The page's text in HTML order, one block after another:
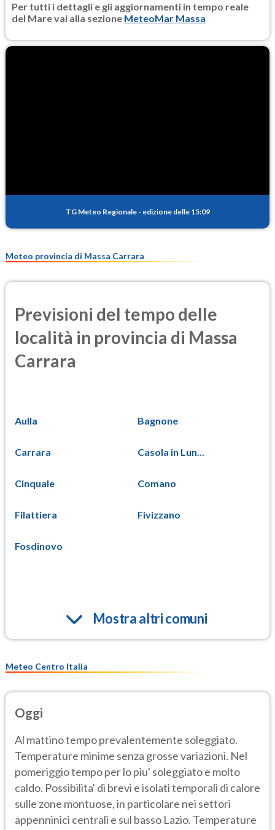
Per tutti i dettagli e gli aggiornamenti in tempo reale
del Mare vai alla sezione MeteoMar Massa
TG Meteo Regionale - edizione delle 15:09
Meteo provincia di Massa Carrara
Previsioni del tempo delle
località in provincia di Massa
Carrara
Aulla Bagnone
Carrara Casola in Lun...
Cinquale Comano
Filattiera Fivizzano
Fosdinovo
Mostra altri comuni
Meteo Centro Italia
Oggi
Al mattino tempo prevalentemente soleggiato.
Temperature minime senza grosse variazioni. Nel
pomeriggio tempo per lo piu' soleggiato e molto
caldo. Possibilita' di brevi e isolati temporali di calore
sulle zone montuose, in particolare nei settori
appenninici centrali e sul basso Lazio. Temperature